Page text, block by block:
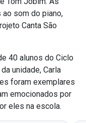
som do piano,
Canta São
40 alunos do Ciclo
unidade, Carla
foram exemplares
emocionados por
eles na escola.